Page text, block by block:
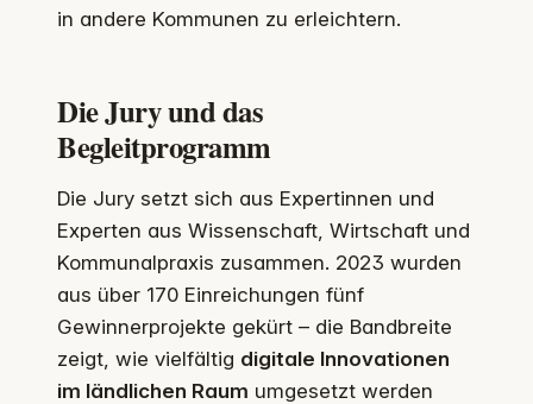
in andere Kommunen zu erleichtern.
Die Jury und das
Begleitprogramm
Die Jury setzt sich aus Expertinnen und
Experten aus Wissenschaft, Wirtschaft und
Kommunalpraxis zusammen. 2023 wurden
aus über 170 Einreichungen fünf
Gewinnerprojekte gekürt – die Bandbreite
zeigt, wie vielfältig digitale Innovationen
im ländlichen Raum umgesetzt werden